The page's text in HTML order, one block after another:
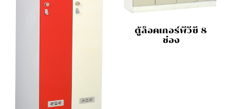
ตู้ล็อคเกอร์พีวีซี 8
ช่อง